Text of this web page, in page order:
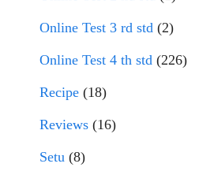
Online Test 3 rd std (2)
Online Test 4 th std (226)
Recipe (18)
Reviews (16)
Setu (8)